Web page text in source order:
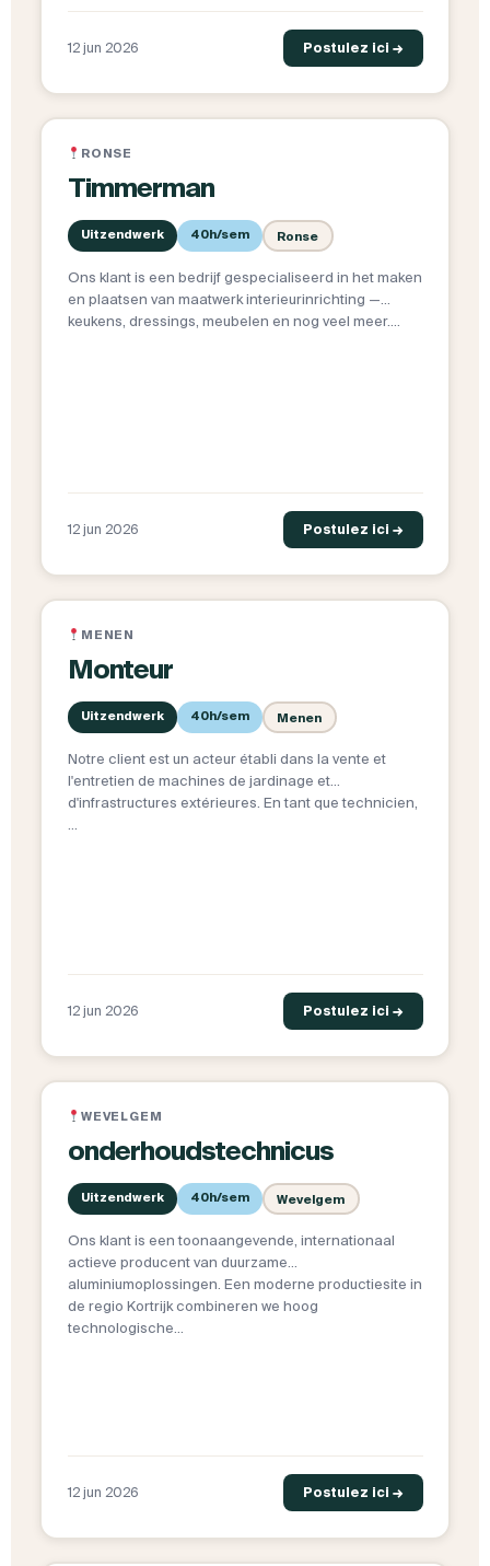
12 jun 2026 Postulez ici →
RONSE
Timmerman
Uitzendwerk 40h/sem Ronse
Ons klant is een bedrijf gespecialiseerd in het maken
en plaatsen van maatwerk interieurinrichting —
keukens, dressings, meubelen en nog veel meer.…
12 jun 2026 Postulez ici →
MENEN
Monteur
Uitzendwerk 40h/sem Menen
Notre client est un acteur établi dans la vente et
l'entretien de machines de jardinage et
d'infrastructures extérieures. En tant que technicien,
…
12 jun 2026 Postulez ici →
WEVELGEM
onderhoudstechnicus
Uitzendwerk 40h/sem Wevelgem
Ons klant is een toonaangevende, internationaal
actieve producent van duurzame
aluminiumoplossingen. Een moderne productiesite in
de regio Kortrijk combineren we hoog
technologische…
12 jun 2026 Postulez ici →